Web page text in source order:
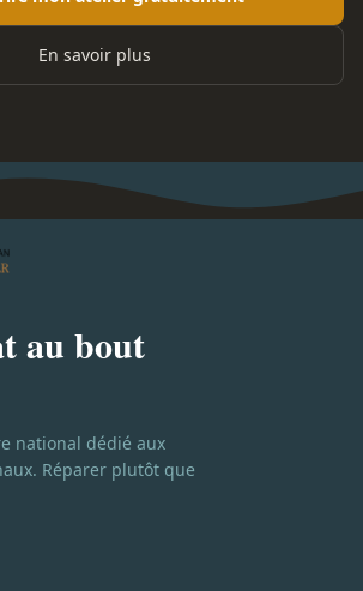
En savoir plus
au bout
national dédié aux
Réparer plutôt que